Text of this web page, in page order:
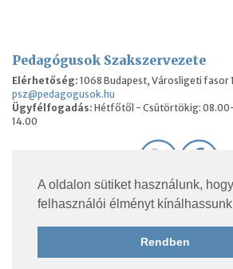
A oldalon sütiket használunk,
felhasználói élményt
Rendben
Pedagógusok Szakszervezete
Elérhetőség: 1068 Budapest, Városligeti fasor
psz@pedagogusok.hu
Ügyfélfogadás: Hétfőtől - Csütörtökig:
14.00
© 2026 Pedagógusok
fenntartva.